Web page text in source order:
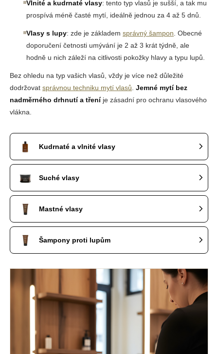
Vlnité a kudrnaté vlasy: tento typ vlasů je sušší, a tak mu
prospívá méně časté mytí, ideálně jednou za 4 až 5 dnů.
Vlasy s lupy: zde je základem správný šampon. Obecné
doporučení četnosti umývání je 2 až 3 krát týdně, ale
hodně u nich záleží na citlivosti pokožky hlavy a typu lupů.
Bez ohledu na typ vašich vlasů, vždy je více než důležité
dodržovat správnou techniku mytí vlasů. Jemné mytí bez
nadměrného drhnutí a třeníje zásadní pro ochranu vlasového
vlákna.
Kudrnaté a vlnité vlasy
Suché vlasy
Mastné vlasy
Šampony proti lupům